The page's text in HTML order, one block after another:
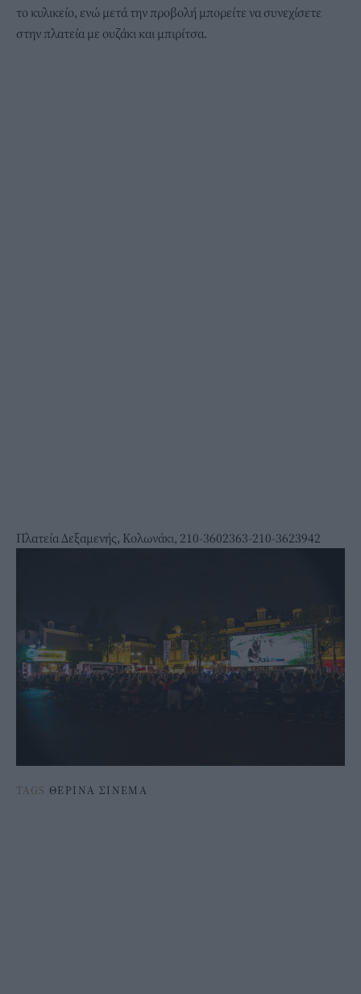
το κυλικείο, ενώ μετά την προβολή μπορείτε να συνεχίσετε
στην πλατεία με ουζάκι και μπιρίτσα.
Πλατεία Δεξαμενής, Κολωνάκι, 210-3602363-210-3623942
TAGS ΘΕΡΙΝΑ ΣΙΝΕΜΑ